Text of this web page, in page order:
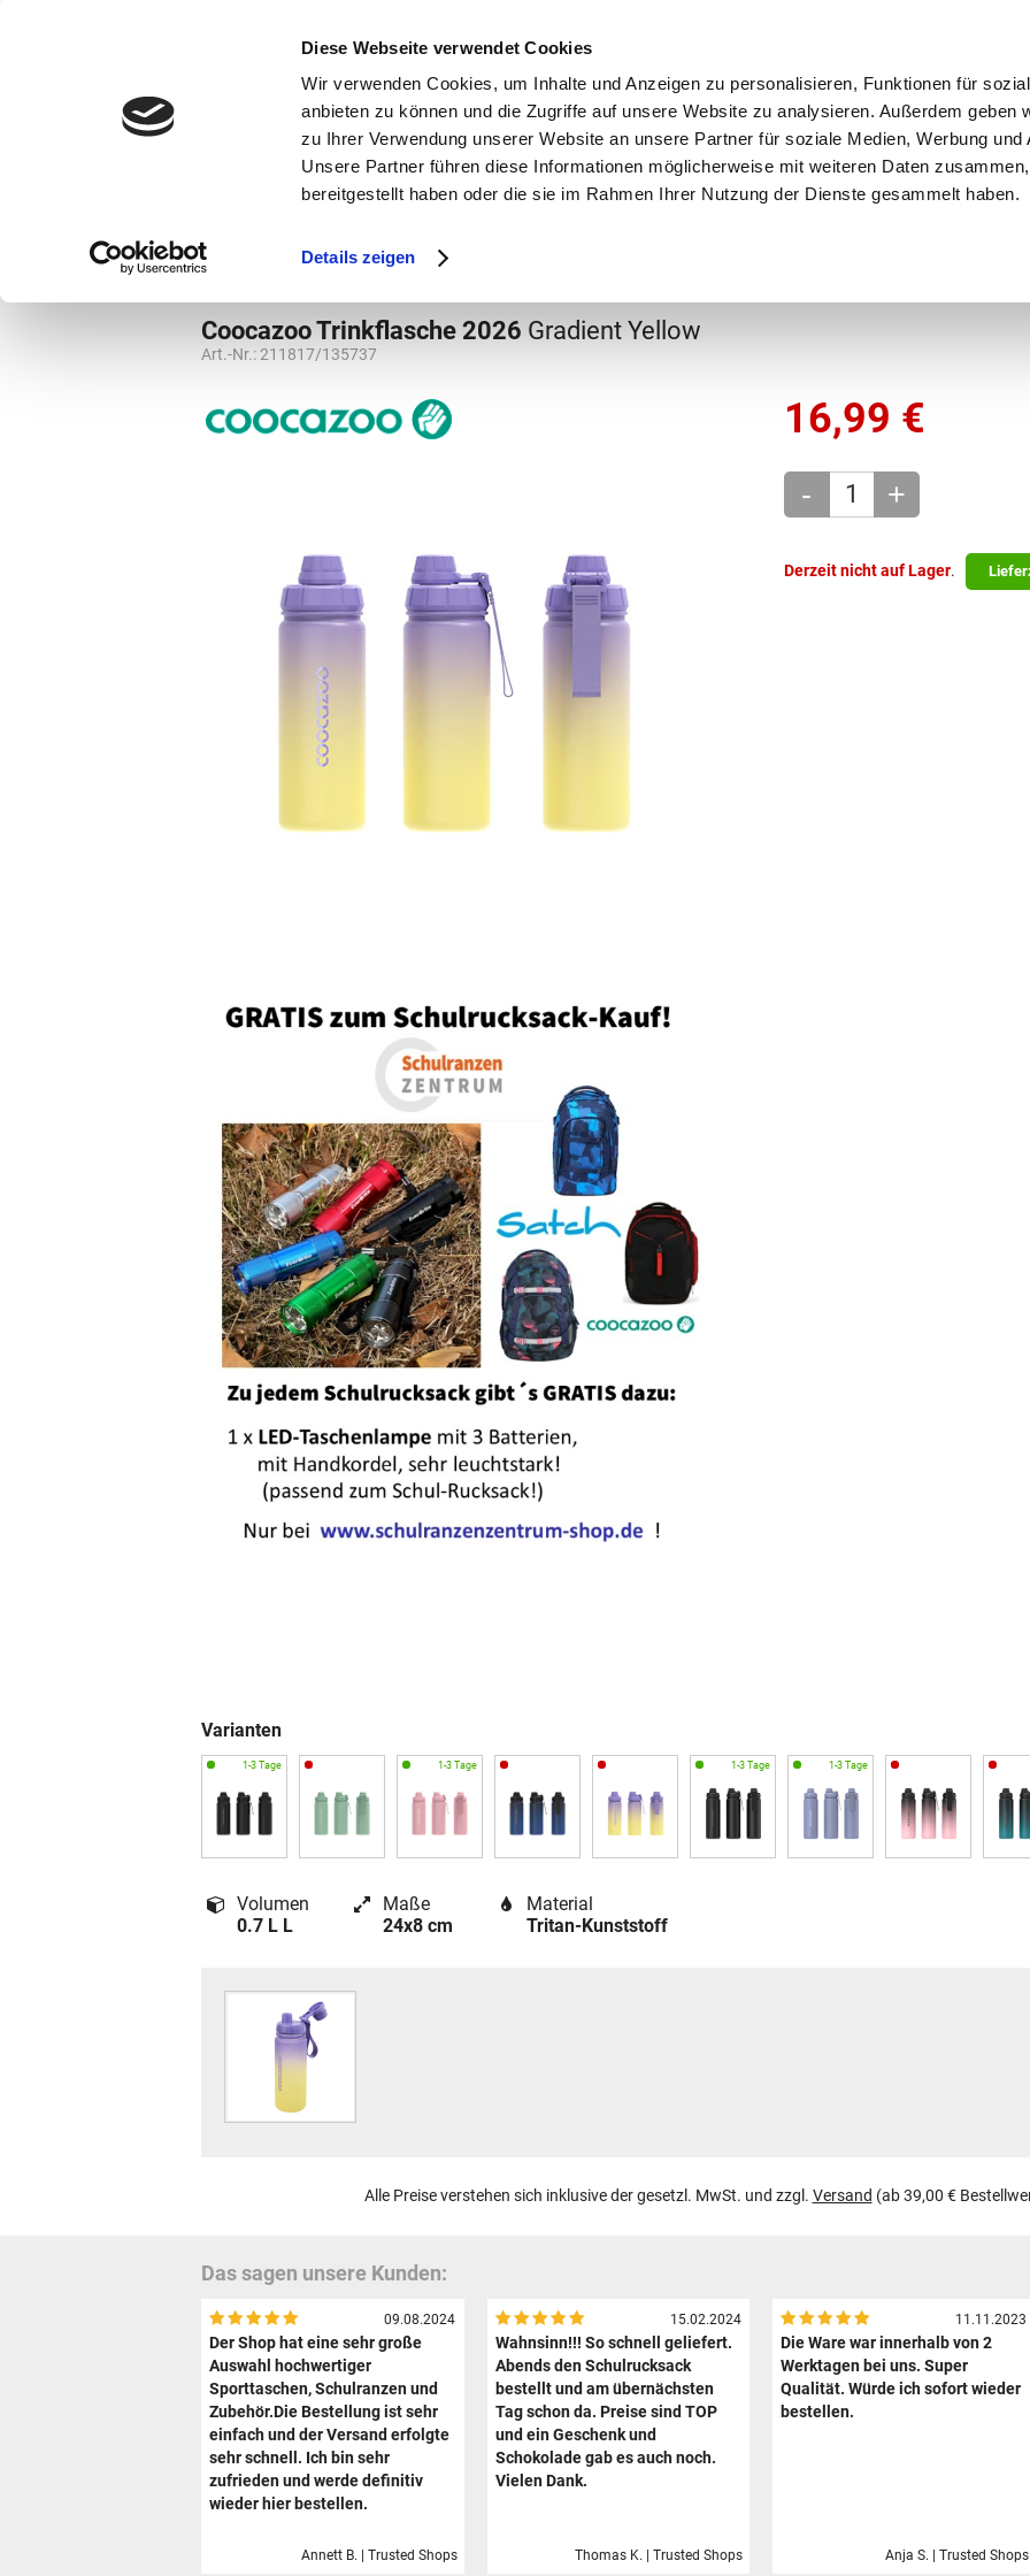
Diese Webseite verwendet Cookies
Wir verwenden Cookies, um Inhalte und Anzeigen zu personalisieren, Funktionen für
anbieten zu können und die Zugriffe auf unsere Website zu analysieren. Außerdem geben
zu Ihrer Verwendung unserer Website an unsere Partner für soziale Medien, Werbung und
Unsere Partner führen diese Informationen möglicherweise mit weiteren Daten
bereitgestellt haben oder die sie im Rahmen Ihrer Nutzung der Dienste gesammelt haben.
Details zeigen
bestellen und ausdrucken
3 x täglich an Werktagen!
Coocazoo Trinkflasche 2026 Gradient Yellow
Art.-Nr.:211817/135737
16,99 €
- +
Derzeit nicht auf Lager.
Varianten
Volumen
0.7 L L
Maße
24x8 cm
Material
Tritan-Kunststoff
Alle Preise verstehen sich inklusive der gesetzl. MwSt. und zzgl. Versand (ab 39,00 €
Das sagen unsere Kunden:
09.08.2024
Der Shop hat eine sehr große
Auswahl hochwertiger
Sporttaschen, Schulranzen und
Zubehör.Die Bestellung ist sehr
einfach und der Versand erfolgte
sehr schnell. Ich bin sehr
zufrieden und werde definitiv
wieder hier bestellen.
Annett B. | Trusted Shops
15.02.2024
Wahnsinn!!! So schnell geliefert.
Abends den Schulrucksack
bestellt und am übernächsten
Tag schon da. Preise sind TOP
und ein Geschenk und
Schokolade gab es auch noch.
Vielen Dank.
Thomas K. | Trusted Shops
11.11.2023
Die Ware war innerhalb von 2
Werktagen bei uns. Super
Qualität. Würde ich sofort wieder
bestellen.
Anja S. | Trusted Shops